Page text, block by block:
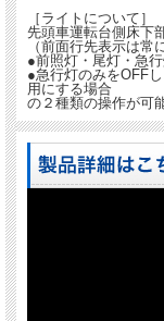
［ライトについて］
先頭車運転台側床下
（前面行先表示は常
●前照灯・尾灯・急
●急行灯のみをOFF
用にする場合
の２種類の操作が可